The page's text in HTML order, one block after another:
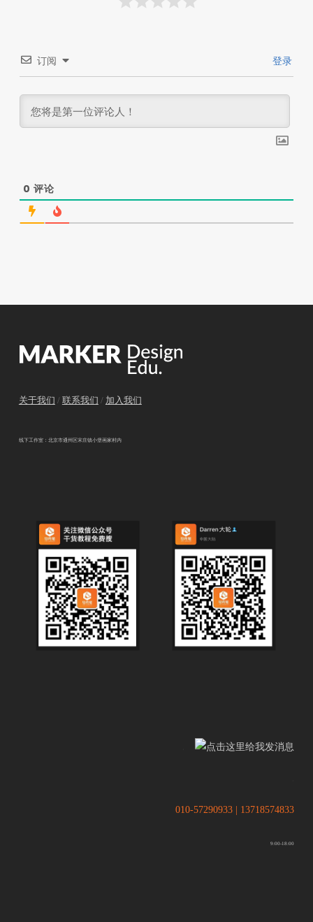
订阅 登录
0 评论
关于我们 / 联系我们 / 加入我们
线下工作室：北京市通州区宋庄镇小堡画家村内
010-57290933 | 13718574833
9:00-18:00